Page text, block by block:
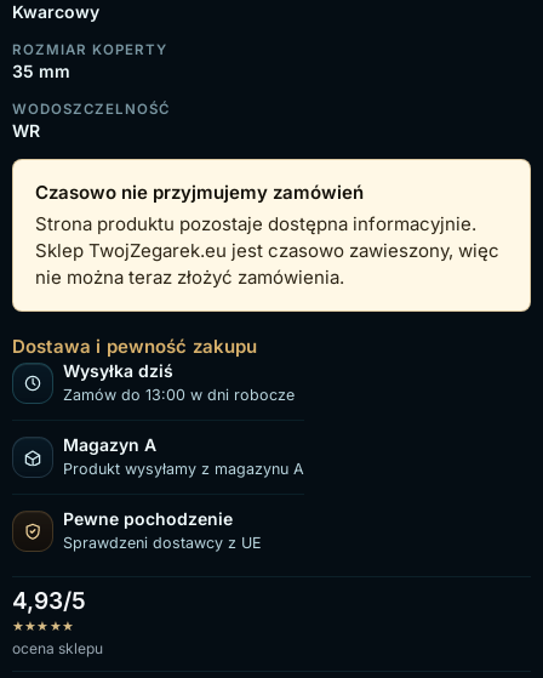
Kwarcowy
ROZMIAR KOPERTY
35 mm
WODOSZCZELNOŚĆ
WR
Czasowo nie przyjmujemy zamówień
Strona produktu pozostaje dostępna informacyjnie.
Sklep TwojZegarek.eu jest czasowo zawieszony, więc
nie można teraz złożyć zamówienia.
Dostawa i pewność zakupu
Wysyłka dziś
Zamów do 13:00 w dni robocze
Magazyn A
Produkt wysyłamy z magazynu A
Pewne pochodzenie
Sprawdzeni dostawcy z UE
4,93/5
★★★ ★★
ocena sklepu